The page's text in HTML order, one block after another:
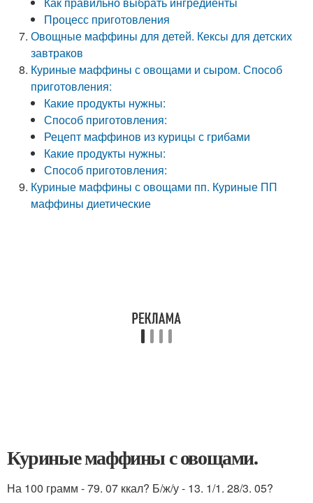
Процесс приготовления
Овощные маффины для детей. Кексы для детских
завтраков
Куриные маффины с овощами и сыром. Способ
приготовления:
Какие продукты нужны:
Способ приготовления:
Рецепт маффинов из курицы с грибами
Какие продукты нужны:
Способ приготовления:
Куриные маффины с овощами пп. Куриные ПП
маффины диетические
Куриные маффины с овощами.
На 100 грамм - 79. 07 ккал? Б/ж/у - 13. 1/1. 28/3. 05?